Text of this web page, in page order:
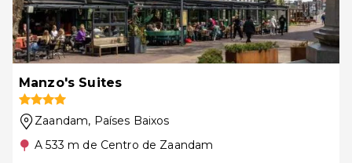
Manzo's Suites
Zaandam, Países Baixos
A 533 m de Centro de Zaandam